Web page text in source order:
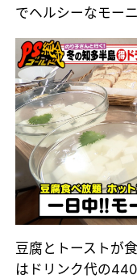
でヘルシーなモー
豆腐とトーストが
はドリンク代の